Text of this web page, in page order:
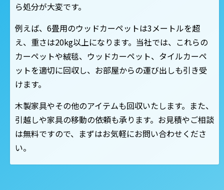
ら処分が大変です。
例えば、6畳用のウッドカーペットは3メートルを超
え、重さは20kg以上になります。当社では、これらの
カーペットや絨毯、ウッドカーペット、タイルカーペ
ットを適切に回収し、お部屋からの運び出しも引き受
けます。
木製家具やその他のアイテムも回収いたします。また、
引越しや家具の移動の依頼も承ります。お見積やご相談
は無料ですので、まずはお気軽にお問い合わせくださ
い。